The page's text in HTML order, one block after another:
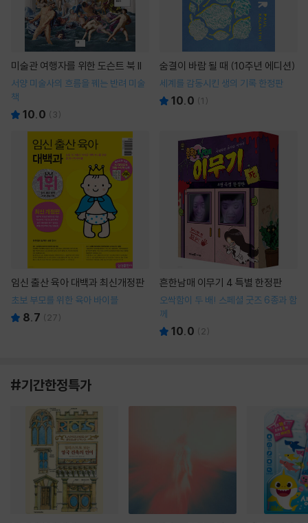
미술관 여행자를 위한 도슨트 북 II
서양 미술사의 흐름을 꿰는 반려 미술
책
10.0 ( 3)
숨결이 바람 될 때 (10주년 에디션)
세계를 감동시킨 생의 기록 한정판
10.0 (1 )
임신 출산 육아 대백과 최신개정판
초보 부모를 위한 육아 바이블
8.7 ( 27)
흔한남매 이무기 4 특별 한정판
오싹함이 두 배! 스페셜 굿즈 6종과 함
께
10.0 ( 2)
#기간한정특가